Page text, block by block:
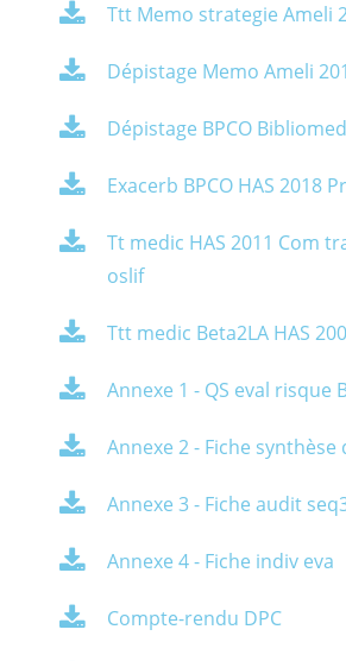
Ttt Memo strategie Ameli
Dépistage Memo Ameli
Dépistage BPCO
Exacerb BPCO HAS 2018
Tt medic HAS 2011 Com
oslif
Ttt medic Beta2LA HAS
Annexe 1 - QS eval risque
Annexe 2 - Fiche synthèse
Annexe 3 - Fiche audit
Annexe 4 - Fiche indiv eva
Compte-rendu DPC